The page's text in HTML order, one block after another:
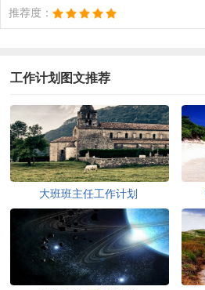
推荐度：
工作计划图文推荐
大班班主任工作计划